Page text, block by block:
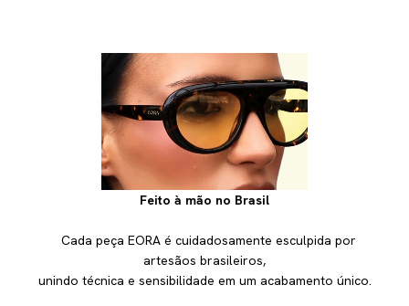
Feito à mão no Brasil
Cada peça EORA é cuidadosamente esculpida por
artesãos brasileiros,
unindo técnica e sensibilidade em um acabamento único.